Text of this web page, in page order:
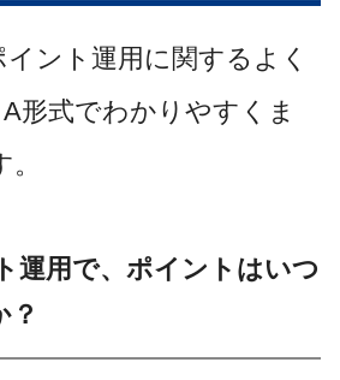
ント運用に関するよく
形式でわかりやすくま
運用で、ポイントはいつ
？